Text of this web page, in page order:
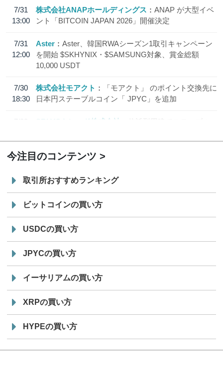
7/31
13:00
株式会社ANAPホールディングス
ANAP が大型イベ
ント「BITCOIN JAPAN 2026」開催決定
7/31
12:00
Aster
Aster、韓国RWAシーズン1取引キャンペーン
を開始 $SKHYNIX・$SAMSUNG対象、賞金総額
10,000 USDT
7/30
18:30
株式会社モアクト
「モアクト」 のポイント交換先に
日本円ステーブルコイン「 JPYC」を追加
7/29
SBI VCトレード株式会社
信託型円建てステーブル
今注目のコンテンツ
取引所おすすめランキング
ビットコインの買い方
USDCの買い方
JPYCの買い方
イーサリアムの買い方
XRPの買い方
HYPEの買い方